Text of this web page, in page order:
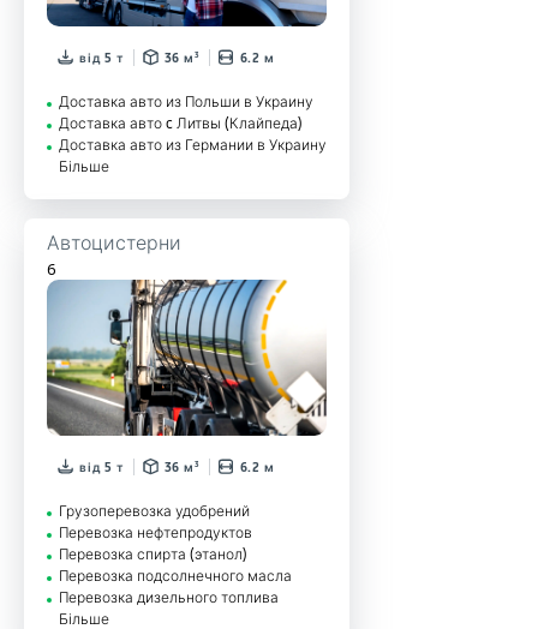
від 5 т 36 м³ 6.2 м
Доставка авто из Польши в Украину
Доставка авто c Литвы (Клайпеда)
Доставка авто из Германии в Украину
Більше
Автоцистерни
6
від 5 т 36 м³ 6.2 м
Грузоперевозка удобрений
Перевозка нефтепродуктов
Перевозка спирта (этанол)
Перевозка подсолнечного масла
Перевозка дизельного топлива
Більше